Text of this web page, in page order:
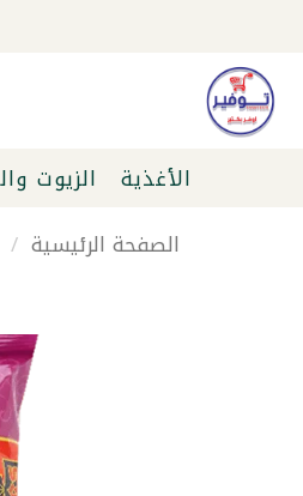
الأغذية الزيوت
الصفحة الرئيسية